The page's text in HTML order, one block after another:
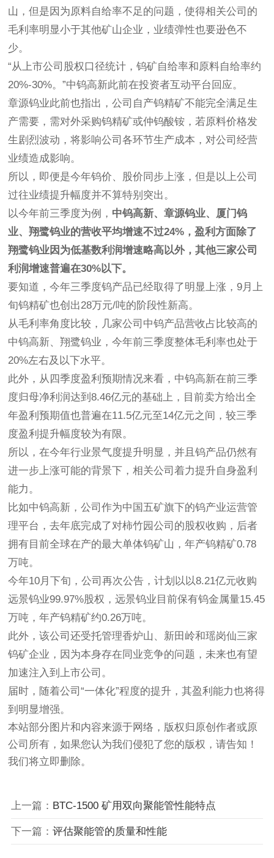
山，但是因为原料自给率不足的问题，使得相关公司的
毛利率明显小于其他矿山企业，业绩弹性也要逊色不
少。
“从上市公司股权口径统计，钨矿自给率和原料自给率约
20%-30%。”中钨高新此前在投资者互动平台回应。
章源钨业此前也指出，公司自产钨精矿不能完全满足生
产需要，需对外采购钨精矿或仲钨酸铵，若原料价格发
生剧烈波动，将影响公司各环节生产成本，对公司经营
业绩造成影响。
所以，即便是今年钨价、股价同步上涨，但是以上公司
过往业绩提升幅度并不算特别突出。
以今年前三季度为例， 中钨高新、章源钨业、厦门钨
业、翔鹭钨业的营收平均增速不过24%，盈利方面除了
翔鹭钨业因为低基数利润增速略高以外，其他三家公司
利润增速普遍在30%以下。
要知道，今年三季度钨产品已经取得了明显上涨，9月上
旬钨精矿也创出28万元/吨的阶段性新高。
从毛利率角度比较，几家公司中钨产品营收占比较高的
中钨高新、翔鹭钨业，今年前三季度整体毛利率也处于
20%左右及以下水平。
此外，从四季度盈利预期情况来看，中钨高新在前三季
度归母净利润达到8.46亿元的基础上，目前卖方给出全
年盈利预期值也普遍在11.5亿元至14亿元之间，较三季
度盈利提升幅度较为有限。
所以，在今年行业景气度提升明显，并且钨产品仍然有
进一步上涨可能的背景下，相关公司着力提升自身盈利
能力。
比如中钨高新，公司作为中国五矿旗下的钨产业运营管
理平台，去年底完成了对柿竹园公司的股权收购，后者
拥有目前全球在产的最大单体钨矿山，年产钨精矿0.78
万吨。
今年10月下旬，公司再次公告，计划以以8.21亿元收购
远景钨业99.97%股权，远景钨业目前保有钨金属量15.45
万吨，年产钨精矿约0.26万吨。
此外，该公司还受托管理香炉山、新田岭和瑶岗仙三家
钨矿企业，因为本身存在同业竞争的问题，未来也有望
加速注入到上市公司。
届时，随着公司“一体化”程度的提升，其盈利能力也将得
到明显增强。
本站部分图片和内容来源于网络，版权归原创作者或原
公司所有，如果您认为我们侵犯了您的版权，请告知！
我们将立即删除。
上一篇： BTC-1500 矿用双向聚能管性能特点
下一篇： 评估聚能管的质量和性能